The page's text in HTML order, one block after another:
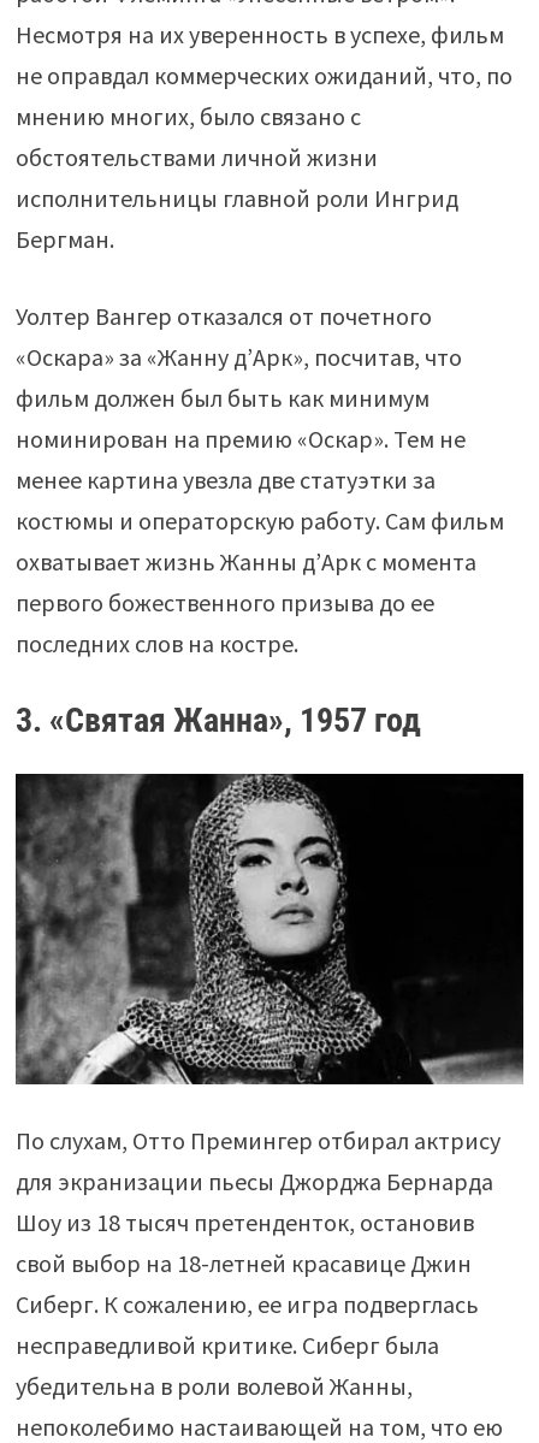
Несмотря на их уверенность в успехе, фильм
не оправдал коммерческих ожиданий, что, по
мнению многих, было связано с
обстоятельствами личной жизни
исполнительницы главной роли Ингрид
Бергман.
Уолтер Вангер отказался от почетного
«Оскара» за «Жанну д’Арк», посчитав, что
фильм должен был быть как минимум
номинирован на премию «Оскар». Тем не
менее картина увезла две статуэтки за
костюмы и операторскую работу. Сам фильм
охватывает жизнь Жанны д’Арк с момента
первого божественного призыва до ее
последних слов на костре.
3. «Святая Жанна», 1957 год
По слухам, Отто Премингер отбирал актрису
для экранизации пьесы Джорджа Бернарда
Шоу из 18 тысяч претенденток, остановив
свой выбор на 18-летней красавице Джин
Сиберг. К сожалению, ее игра подверглась
несправедливой критике. Сиберг была
убедительна в роли волевой Жанны,
непоколебимо настаивающей на том, что ею